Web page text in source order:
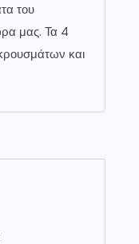
του
μας. Τα 4
και